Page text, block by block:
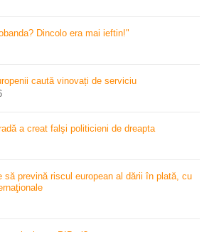
Dincolo era mai ieftin!"
caută vinovați de serviciu
a creat falşi politicieni de dreapta
să prevină riscul european al dării în plată, cu